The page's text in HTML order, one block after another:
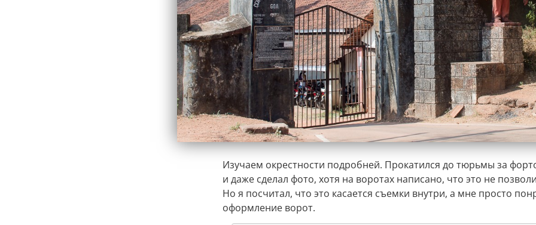
Изучаем окрестности подробней. Прокатился до тюрьмы за
и даже сделал фото, хотя на воротах написано, что это не
Но я посчитал, что это касается съемки внутри, а мне просто
оформление ворот.